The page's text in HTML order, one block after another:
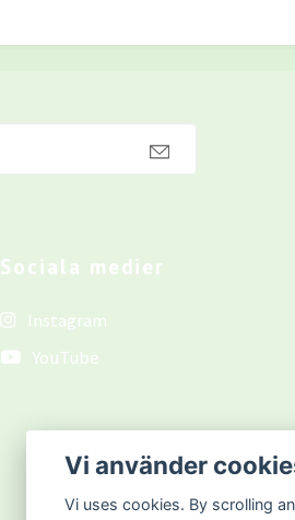
Sociala medier
Instagram
YouTube
Vi använder
Vi uses cookies. By scrolling